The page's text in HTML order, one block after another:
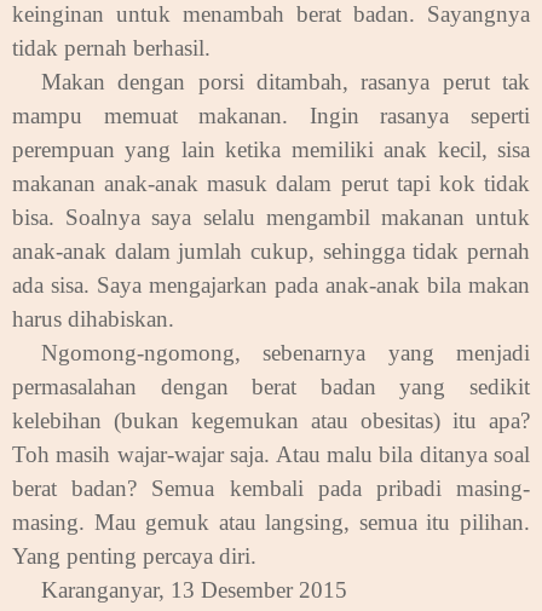
keinginan untuk menambah berat badan. Sayangnya
tidak pernah berhasil.
Makan dengan porsi ditambah, rasanya perut tak
mampu memuat makanan. Ingin rasanya seperti
perempuan yang lain ketika memiliki anak kecil, sisa
makanan anak-anak masuk dalam perut tapi kok tidak
bisa. Soalnya saya selalu mengambil makanan untuk
anak-anak dalam jumlah cukup, sehingga tidak pernah
ada sisa. Saya mengajarkan pada anak-anak bila makan
harus dihabiskan.
Ngomong-ngomong, sebenarnya yang menjadi
permasalahan dengan berat badan yang sedikit
kelebihan (bukan kegemukan atau obesitas) itu apa?
Toh masih wajar-wajar saja. Atau malu bila ditanya soal
berat badan? Semua kembali pada pribadi masing-
masing. Mau gemuk atau langsing, semua itu pilihan.
Yang penting percaya diri.
Karanganyar, 13 Desember 2015